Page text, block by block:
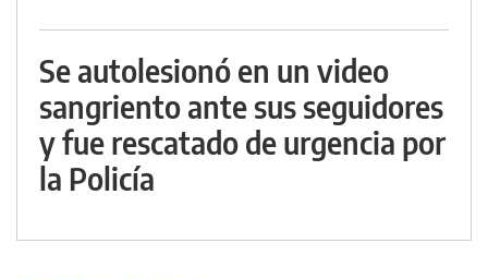
Se autolesionó en un video
sangriento ante sus seguidores
y fue rescatado de urgencia por
la Policía